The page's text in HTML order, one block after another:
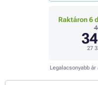
Raktáron 6
27
Legalacsonyabb